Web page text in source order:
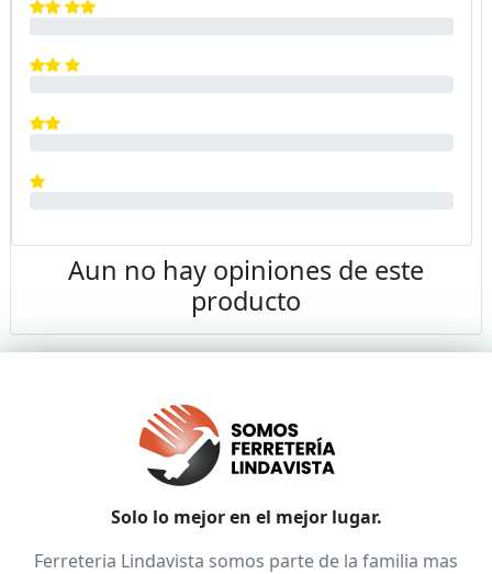
Aun no hay opiniones de este
producto
Solo lo mejor en el mejor lugar.
Ferreteria Lindavista somos parte de la familia mas